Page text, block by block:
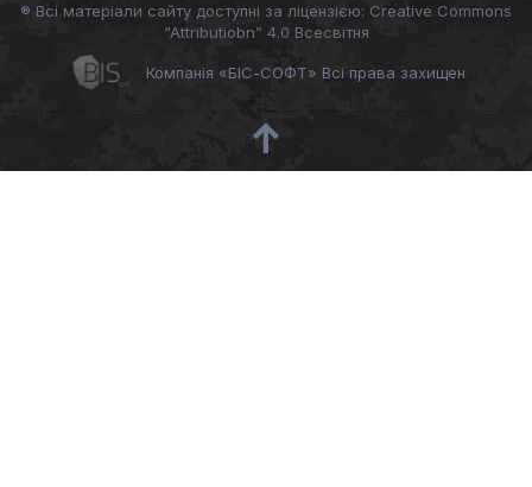
® Всі матеріали сайту доступні за ліцензією: Creative Commons
“Attributiobn” 4.0 Всесвітня
Компанія «БІС-СОФТ» Всі права захищен